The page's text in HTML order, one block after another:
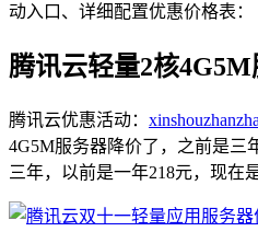
动入口、详细配置优惠价格表：
腾讯云轻量2核
腾讯云优惠活动：
4G5M服务器降价了，之前是三
三年，以前是一年218元，现在